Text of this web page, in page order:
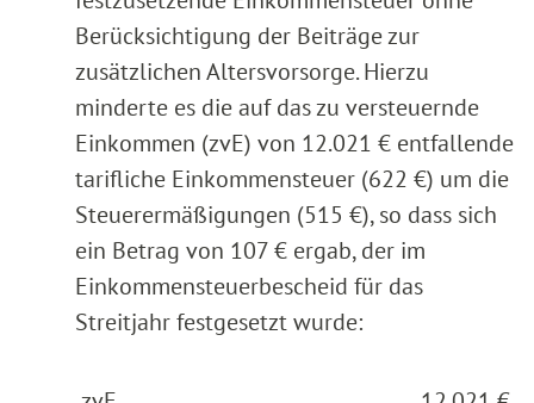
Berücksichtigung der Beiträge zur
zusätzlichen Altersvorsorge. Hierzu
minderte es die auf das zu versteuernde
Einkommen (zvE) von 12.021 € entfallende
tarifliche Einkommensteuer (622 €) um die
Steuerermäßigungen (515 €), so dass sich
ein Betrag von 107 € ergab, der im
Einkommensteuerbescheid für das
Streitjahr festgesetzt wurde: